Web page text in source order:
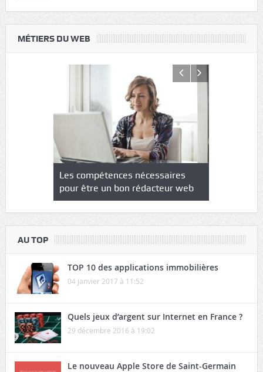
MÉTIERS DU WEB
: un
Les compétences nécessaires
pour être un bon rédacteur web
AU TOP
TOP 10 des applications immobilières
04 janvier 2017 à 11:52
Quels jeux d’argent sur Internet en France ?
29 décembre 2016 à 19:02
Le nouveau Apple Store de Saint-Germain